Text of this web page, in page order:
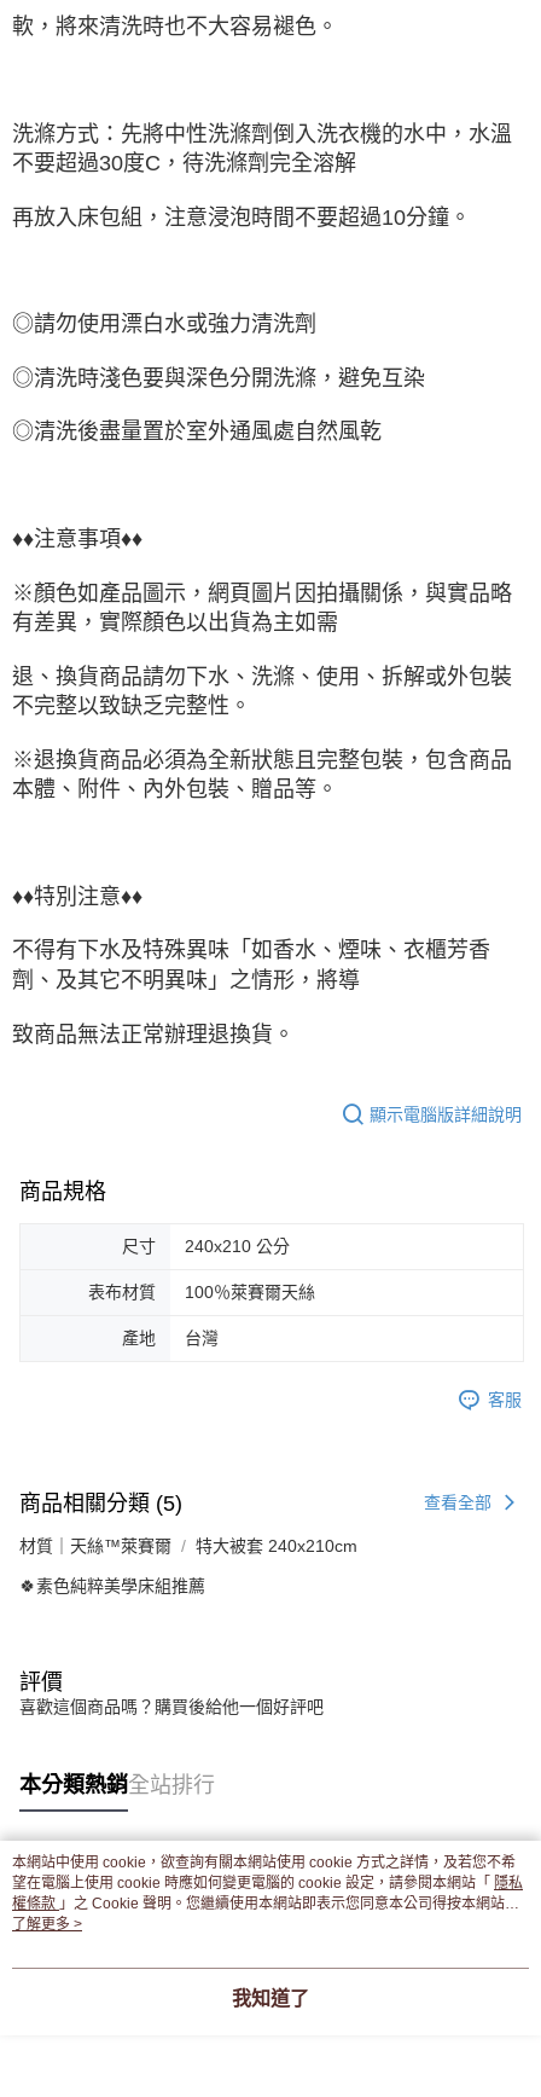
軟，將來清洗時也不大容易褪色。
洗滌方式：先將中性洗滌劑倒入洗衣機的水中，水溫
不要超過30度C，待洗滌劑完全溶解
再放入床包組，注意浸泡時間不要超過10分鐘。
◎請勿使用漂白水或強力清洗劑
◎清洗時淺色要與深色分開洗滌，避免互染
◎清洗後盡量置於室外通風處自然風乾
♦♦注意事項♦♦
※顏色如產品圖示，網頁圖片因拍攝關係，與實品略
有差異，實際顏色以出貨為主如需
退、換貨商品請勿下水、洗滌、使用、拆解或外包裝
不完整以致缺乏完整性。
※退換貨商品必須為全新狀態且完整包裝，包含商品
本體、附件、內外包裝、贈品等。
♦♦特別注意♦♦
不得有下水及特殊異味「如香水、煙味、衣櫃芳香
劑、及其它不明異味」之情形，將導
致商品無法正常辦理退換貨。
顯示電腦版詳細說明
商品規格
尺寸 240x210 公分
表布材質 100％萊賽爾天絲
產地 台灣
客服
商品相關分類 (5) 查看全部
材質｜天絲™萊賽爾 特大被套 240x210cm
🍀素色純粹美學床組推薦
評價
喜歡這個商品嗎？購買後給他一個好評吧
本分類熱銷全站排行
熱門標籤
本網站中使用 cookie，欲查詢有關本網站使用 cookie 方式之詳情，及若您不希
望在電腦上使用 cookie 時應如何變更電腦的 cookie 設定，請參閱本網站「 隱私
權條款 」之 Cookie 聲明。您繼續使用本網站即表示您同意本公司得按本網站使
用條款之 Cookie 聲明使用 cookie。
了解更多 >
我知道了